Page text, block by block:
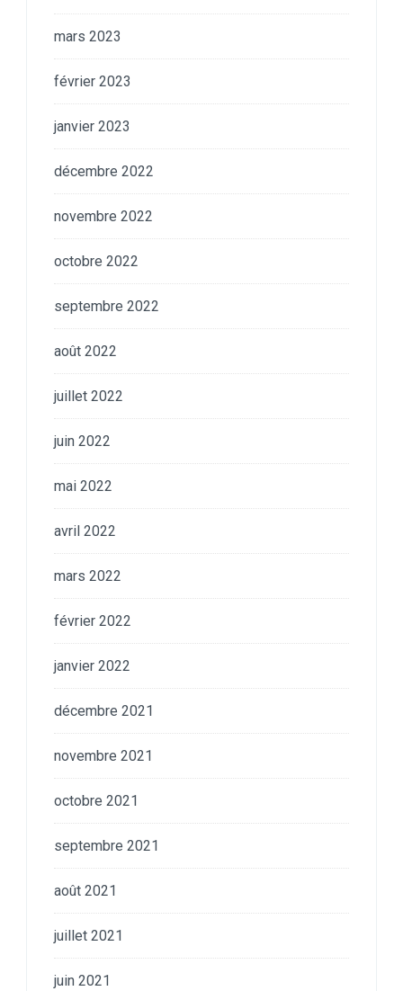
mars 2023
février 2023
janvier 2023
décembre 2022
novembre 2022
octobre 2022
septembre 2022
août 2022
juillet 2022
juin 2022
mai 2022
avril 2022
mars 2022
février 2022
janvier 2022
décembre 2021
novembre 2021
octobre 2021
septembre 2021
août 2021
juillet 2021
juin 2021